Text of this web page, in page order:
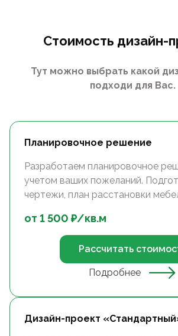
Стоимость дизайн-
Тут можно выбрать какой
подходи для Вас.
Планировочное решение
Разработаем планировочное
учетом ваших пожеланий.
чертежи, план расстановки
от 1 500 ₽/кв.м
Рассчитать
Подробнее
Дизайн-проект